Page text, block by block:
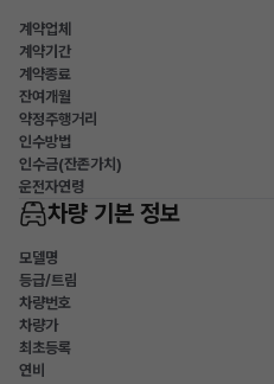
계약업체
계약기간
계약종료
잔여개월
약정주행거리
인수방법
인수금(잔존가치)
운전자연령
차량 기본 정보
모델명
등급/트림
차량번호
차량가
최초등록
연비